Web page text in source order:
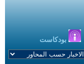
بودكاست